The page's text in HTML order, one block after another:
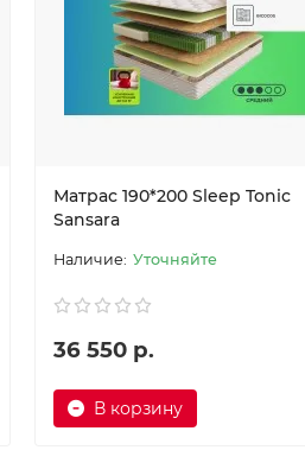
Матрас 190*200 Sleep Tonic
Sansara
Уточняйте
36 550 р.
В корзину